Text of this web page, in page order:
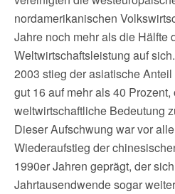
nordamerikanischen
Jahre noch mehr als die Hälfte
Weltwirtschaftsleistung auf
2003 stieg der asiatische
gut 16 auf mehr als 40
weltwirtschaftliche Bedeutung
Dieser Aufschwung war vor
Wiederaufstieg der
1990er Jahren geprägt, der
Jahrtausendwende sogar